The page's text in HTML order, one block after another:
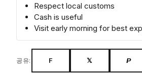
Respect local customs
Cash is useful
Visit early morning for best
공유: F 𝕏 𝙋